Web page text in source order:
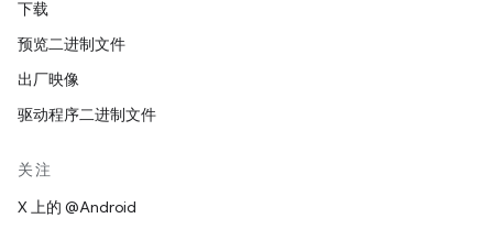
下载
预览二进制文件
出厂映像
驱动程序二进制文件
关注
X 上的 @Android